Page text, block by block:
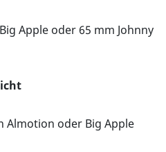
Apple oder 65 mm Johnny
Almotion oder Big Apple